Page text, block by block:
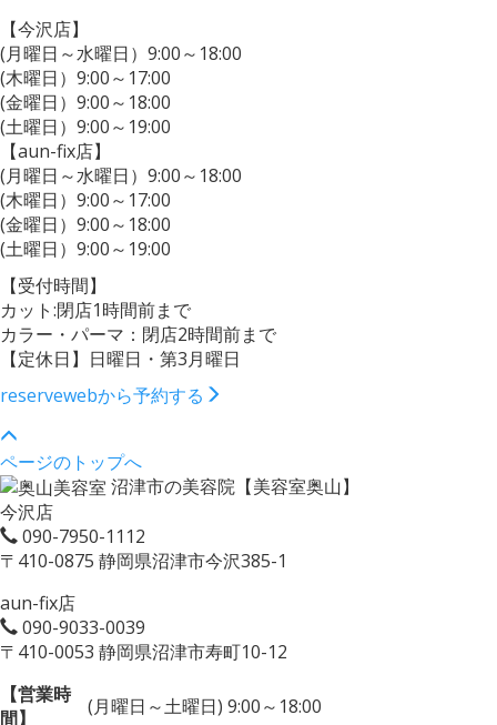
【今沢店】
(月曜日～水曜日）9:00～18:00
(木曜日）9:00～17:00
(金曜日）9:00～18:00
(土曜日）9:00～19:00
【aun-fix店】
(月曜日～水曜日）9:00～18:00
(木曜日）9:00～17:00
(金曜日）9:00～18:00
(土曜日）9:00～19:00
【受付時間】
カット:閉店1時間前まで
カラー・パーマ：閉店2時間前まで
【定休日】日曜日・第3月曜日
reservewebから予約する
ページのトップへ
沼津市の美容院【美容室奥山】
今沢店
090-7950-1112
〒410-0875 静岡県沼津市今沢385-1
aun-fix店
090-9033-0039
〒410-0053 静岡県沼津市寿町10-12
【営業時
間】
(月曜日～土曜日) 9:00～18:00